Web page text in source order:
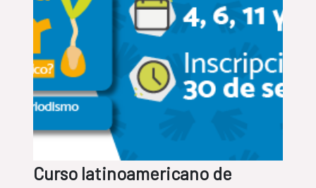
Curso latinoamericano de